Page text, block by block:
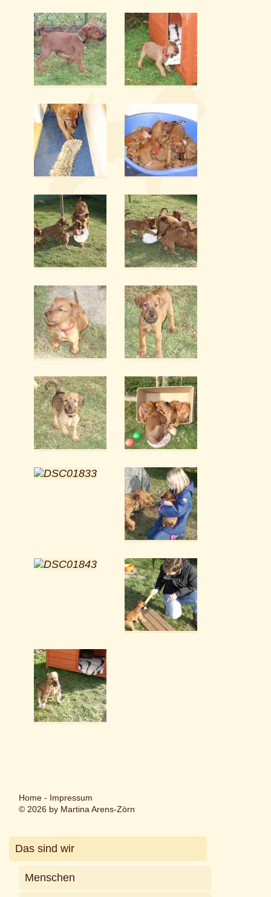
Home- Impressum
© 2026 by Martina Arens-Zörn
Das sind wir
Menschen